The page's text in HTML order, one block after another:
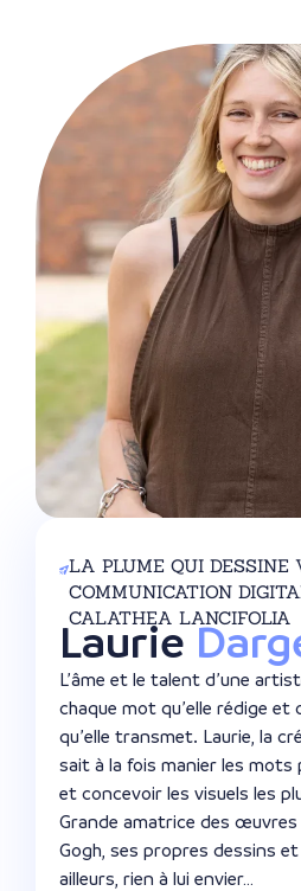
LA PLUME QUI DESSINE
COMMUNICATION
CALATHEA LANCIFOLIA
Laurie
L’âme et le talent d’une
chaque mot qu’elle rédige et
qu’elle transmet. Laurie, la
sait à la fois manier les mots
et concevoir les visuels les
Grande amatrice des œuvres
Gogh, ses propres dessins
ailleurs, rien à lui envier…